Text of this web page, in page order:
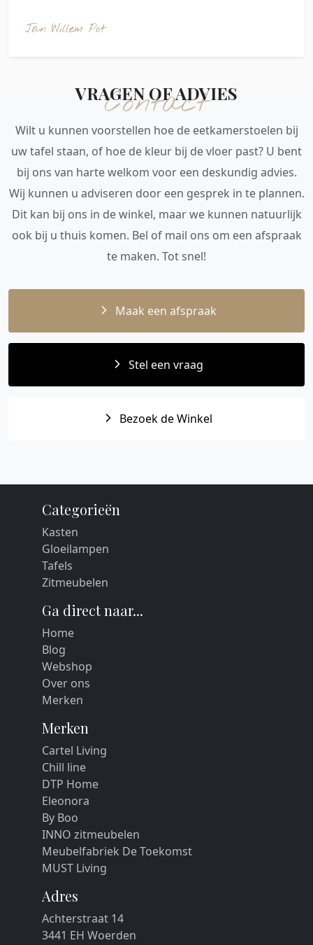
Jan Willem Pot
Contact
VRAGEN OF ADVIES
Wilt u kunnen voorstellen hoe de eetkamerstoelen bij
uw tafel staan, of hoe de kleur bij de vloer past? U bent
bij ons van harte welkom voor een deskundig advies.
Wij kunnen u adviseren door een gesprek in te plannen.
Dit kan bij ons in de winkel, maar we kunnen natuurlijk
ook bij u thuis komen. Bel of mail ons om een afspraak
te maken. Tot snel!
Maak een afspraak
Stel een vraag
Bezoek de Winkel
Categorieën
Kasten
Gloeilampen
Tafels
Zitmeubelen
Ga direct naar...
Home
Blog
Webshop
Over ons
Merken
Merken
Cartel Living
Chill line
DTP Home
Eleonora
By Boo
INNO zitmeubelen
Meubelfabriek De Toekomst
MUST Living
Adres
Achterstraat 14
3441 EH Woerden